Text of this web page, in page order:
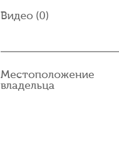
Видео (0)
Местоположение
владельца